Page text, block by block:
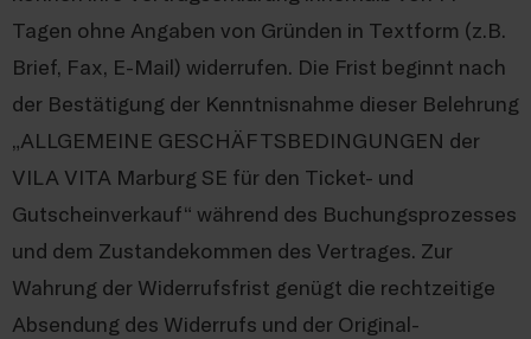
Tagen ohne Angaben von Gründen in Textform (z.B.
Brief, Fax, E-Mail) widerrufen. Die Frist beginnt nach
der Bestätigung der Kenntnisnahme dieser Belehrung
„ALLGEMEINE GESCHÄFTSBEDINGUNGEN der
VILA VITA Marburg SE für den Ticket- und
Gutscheinverkauf“ während des Buchungsprozesses
und dem Zustandekommen des Vertrages. Zur
Wahrung der Widerrufsfrist genügt die rechtzeitige
Absendung des Widerrufs und der Original-